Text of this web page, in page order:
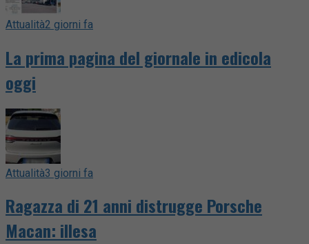
Attualità2 giorni fa
La prima pagina del giornale in edicola
oggi
Attualità3 giorni fa
Ragazza di 21 anni distrugge Porsche
Macan: illesa